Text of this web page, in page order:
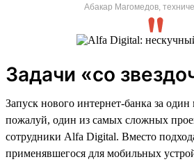
Абакар Магомедов,
Задачи «со
Запуск нового интернет-банка за
пожалуй, один из самых сложных
сотрудники Alfa Digital. Вместо
применявшегося для мобильных